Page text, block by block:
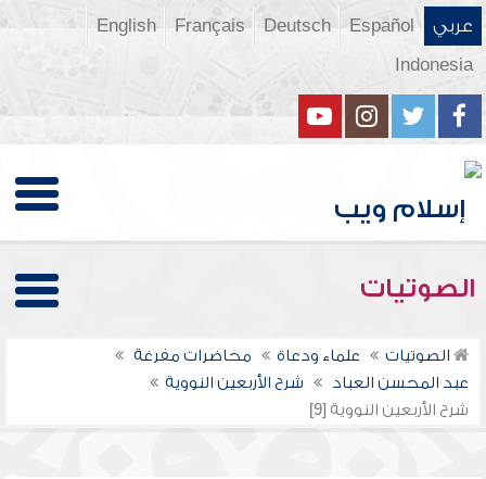
عربي Español
Deutsch
Français
English
Indonesia
الصوتيات
الصوتيات علماء ودعاة
محاضرات مفرغة
عبد المحسن العباد
شرح الأربعين النووية
شرح الأربعين النووية [9]